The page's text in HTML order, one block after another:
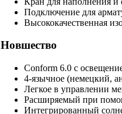
Подключение для
Высококачественная
Новшество
Conform 6.0 с
4-язычное (немецкий,
Легкое в управлении
Расширяемый при
Интегрированный